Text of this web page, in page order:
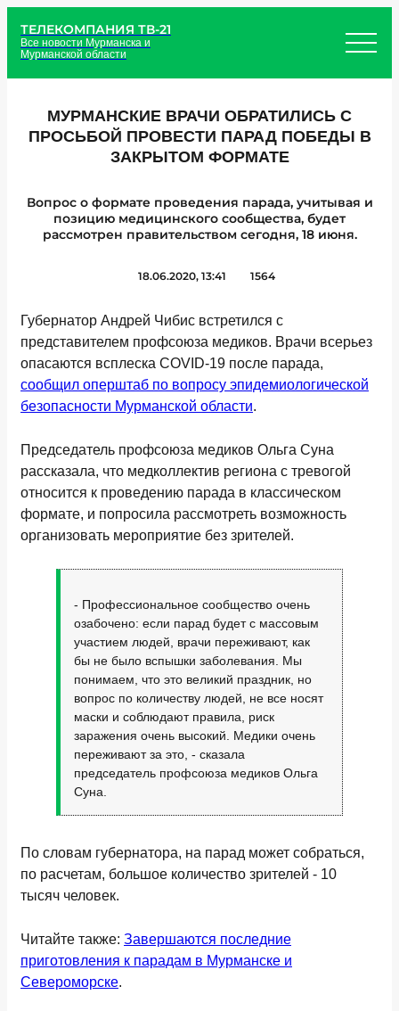
ТЕЛЕКОМПАНИЯ ТВ-21
Все новости Мурманска и
Мурманской области
МУРМАНСКИЕ ВРАЧИ ОБРАТИЛИСЬ С
ПРОСЬБОЙ ПРОВЕСТИ ПАРАД ПОБЕДЫ В
ЗАКРЫТОМ ФОРМАТЕ
Вопрос о формате проведения парада, учитывая и
позицию медицинского сообщества, будет
рассмотрен правительством сегодня, 18 июня.
18.06.2020, 13:41 1564
Губернатор Андрей Чибис встретился с
представителем профсоюза медиков. Врачи всерьез
опасаются всплеска COVID-19 после парада,
сообщил оперштаб по вопросу эпидемиологической
безопасности Мурманской области.
Председатель профсоюза медиков Ольга Суна
рассказала, что медколлектив региона с тревогой
относится к проведению парада в классическом
формате, и попросила рассмотреть возможность
организовать мероприятие без зрителей.
- Профессиональное сообщество очень
озабочено: если парад будет с массовым
участием людей, врачи переживают, как
бы не было вспышки заболевания. Мы
понимаем, что это великий праздник, но
вопрос по количеству людей, не все носят
маски и соблюдают правила, риск
заражения очень высокий. Медики очень
переживают за это, - сказала
председатель профсоюза медиков Ольга
Суна.
По словам губернатора, на парад может собраться,
по расчетам, большое количество зрителей - 10
тысяч человек.
Читайте также: Завершаются последние
приготовления к парадам в Мурманске и
Североморске.